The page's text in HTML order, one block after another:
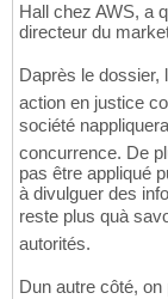
Hall chez AWS, a
directeur du
Daprès le
action en justice
société
concurrence. De
pas être appliqué
à divulguer des
reste plus quà
autorités.
Dun autre côté,